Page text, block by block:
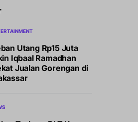
Utang Rp15 Juta
Iqbaal Ramadhan
Jualan Gorengan di